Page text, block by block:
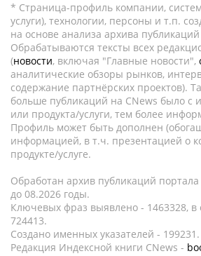
* Страница-профиль компании,
услуги), технологии, персоны и т.п.
на основе анализа архива
Обрабатываются тексты всех
(новости, включая "Главные новости",
аналитические обзоры рынков,
содержание партнёрских проектов).
больше публикаций на CNews было с
или продукта/услуги, тем более
Профиль может быть дополнен
информацией, в т.ч. презентацией о
продукте/услуге.
Обработан архив публикаций
до 08.2026 годы.
Ключевых фраз выявлено - 1463328, в
724413.
Создано именных указателей - 199231.
Редакция Индексной книги CNews -